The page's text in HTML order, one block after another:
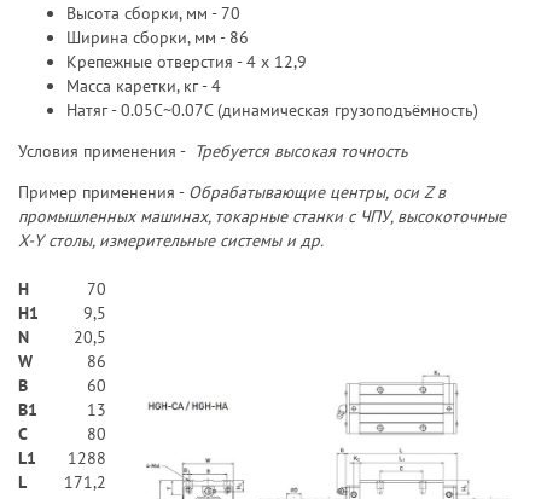
Высота сборки, мм - 70
Ширина сборки, мм - 86
Крепежные отверстия - 4 х 12,9
Масса каретки, кг - 4
Натяг - 0.05C~0.07C (динамическая грузоподъёмность)
Условия применения - Требуется высокая точность
Пример применения - Обрабатывающие центры, оси Z в
промышленных машинах, токарные станки с ЧПУ, высокоточные
X-Y столы, измерительные системы и др.
H
70
H1
9,5
N
20,5
W
86
В
60
B1
13
C
80
L1
1288
L
171,2